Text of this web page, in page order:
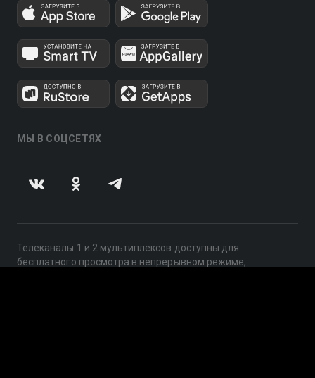
МЫ В СОЦСЕТЯХ
Телеканалы 1 и 2 мультиплексов доступны для
бесплатного просмотра в непрерывном режиме,